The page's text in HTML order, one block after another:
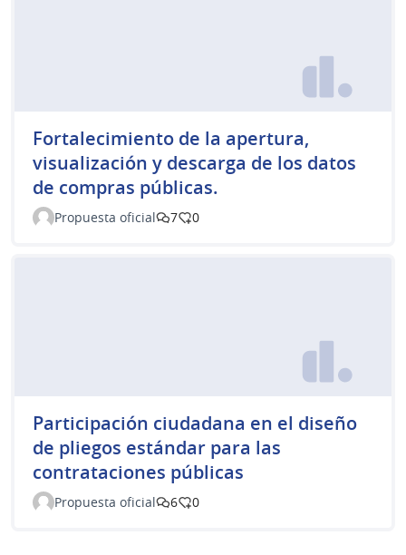
Fortalecimiento de la apertura,
visualización y descarga de los datos
de compras públicas.
Propuesta oficial 7 0
Participación ciudadana en el diseño
de pliegos estándar para las
contrataciones públicas
Propuesta oficial 6 0